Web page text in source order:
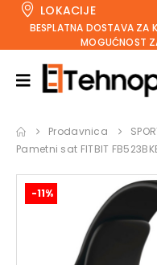
LOKACIJE
BESPLATNA DOSTAVA ZA
MOGUĆNOST
Prodavnica
Pametni sat FITBIT
-11%